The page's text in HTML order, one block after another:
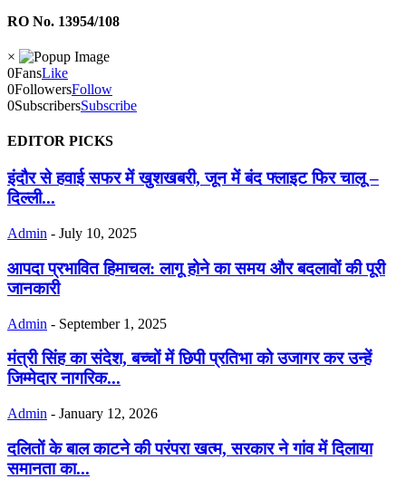
RO No. 13954/108
×
0FansLike
0FollowersFollow
0SubscribersSubscribe
EDITOR PICKS
इंदौर से हवाई सफर में खुशखबरी, जून में बंद फ्लाइट फिर चालू –
दिल्ली...
Admin - July 10, 2025
आपदा प्रभावित हिमाचल: लागू होने का समय और बदलावों की पूरी
जानकारी
Admin - September 1, 2025
मंत्री सिंह का संदेश, बच्चों में छिपी प्रतिभा को उजागर कर उन्हें
जिम्मेदार नागरिक...
Admin - January 12, 2026
दलितों के बाल काटने की परंपरा खत्म, सरकार ने गांव में दिलाया
समानता का...